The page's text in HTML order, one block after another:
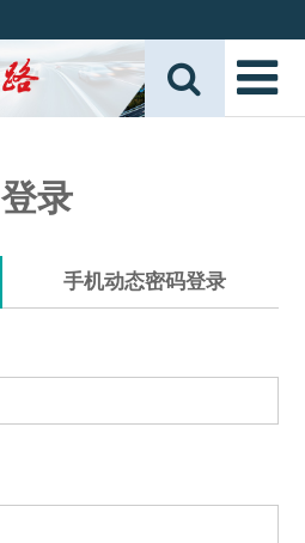
登录
手机动态密码登录